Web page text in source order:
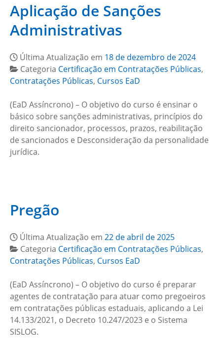
Aplicação de Sanções
Administrativas
Última Atualização em 18 de dezembro de 2024
Categoria Certificação em Contratações Públicas,
Contratações Públicas, Cursos EaD
(EaD Assíncrono) – O objetivo do curso é ensinar o
básico sobre sanções administrativas, princípios do
direito sancionador, processos, prazos, reabilitação
de sancionados e Desconsideração da personalidade
jurídica.
Pregão
Última Atualização em 22 de abril de 2025
Categoria Certificação em Contratações Públicas,
Contratações Públicas, Cursos EaD
(EaD Assíncrono) – O objetivo do curso é preparar
agentes de contratação para atuar como pregoeiros
em contratações públicas estaduais, aplicando a Lei
14.133/2021, o Decreto 10.247/2023 e o Sistema
SISLOG.